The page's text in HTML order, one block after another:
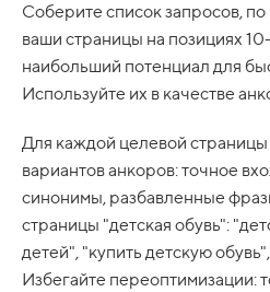
Соберите список запросов,
ваши страницы на позициях
наибольший потенциал для
Используйте их в качестве
Для каждой целевой страницы
вариантов анкоров: точное
синонимы, разбавленные
страницы "детская обувь":
детей", "купить детскую
Избегайте переоптимизации: